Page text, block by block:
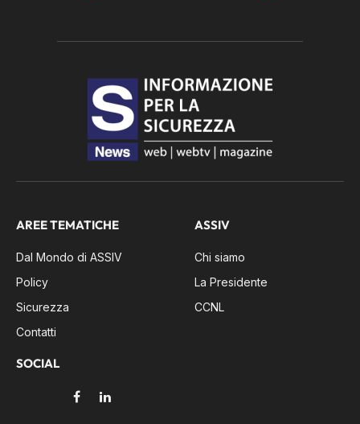
AREE TEMATICHE
Dal Mondo di ASSIV
Policy
Sicurezza
Contatti
SOCIAL
FacebookLinkedIn
ASSIV
Chi siamo
La Presidente
CCNL